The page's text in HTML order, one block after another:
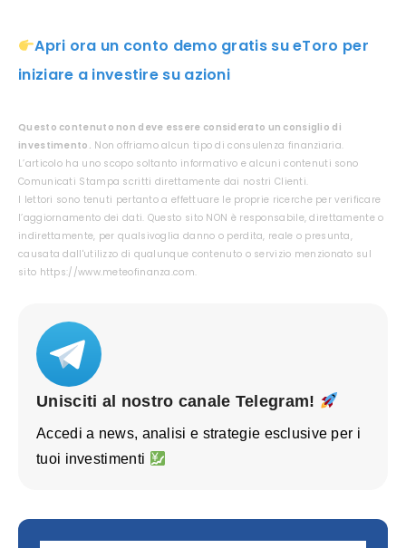
Apri ora un conto demo gratis su eToro per
iniziare a investire su azioni
Questo contenuto non deve essere considerato un consiglio di
investimento. Non offriamo alcun tipo di consulenza finanziaria.
L’articolo ha uno scopo soltanto informativo e alcuni contenuti sono
Comunicati Stampa scritti direttamente dai nostri Clienti.
I lettori sono tenuti pertanto a effettuare le proprie ricerche per verificare
l’aggiornamento dei dati. Questo sito NON è responsabile, direttamente o
indirettamente, per qualsivoglia danno o perdita, reale o presunta,
causata dall'utilizzo di qualunque contenuto o servizio menzionato sul
sito https://www.meteofinanza.com.
Unisciti al nostro canale Telegram!
Accedi a news, analisi e strategie esclusive per i
tuoi investimenti